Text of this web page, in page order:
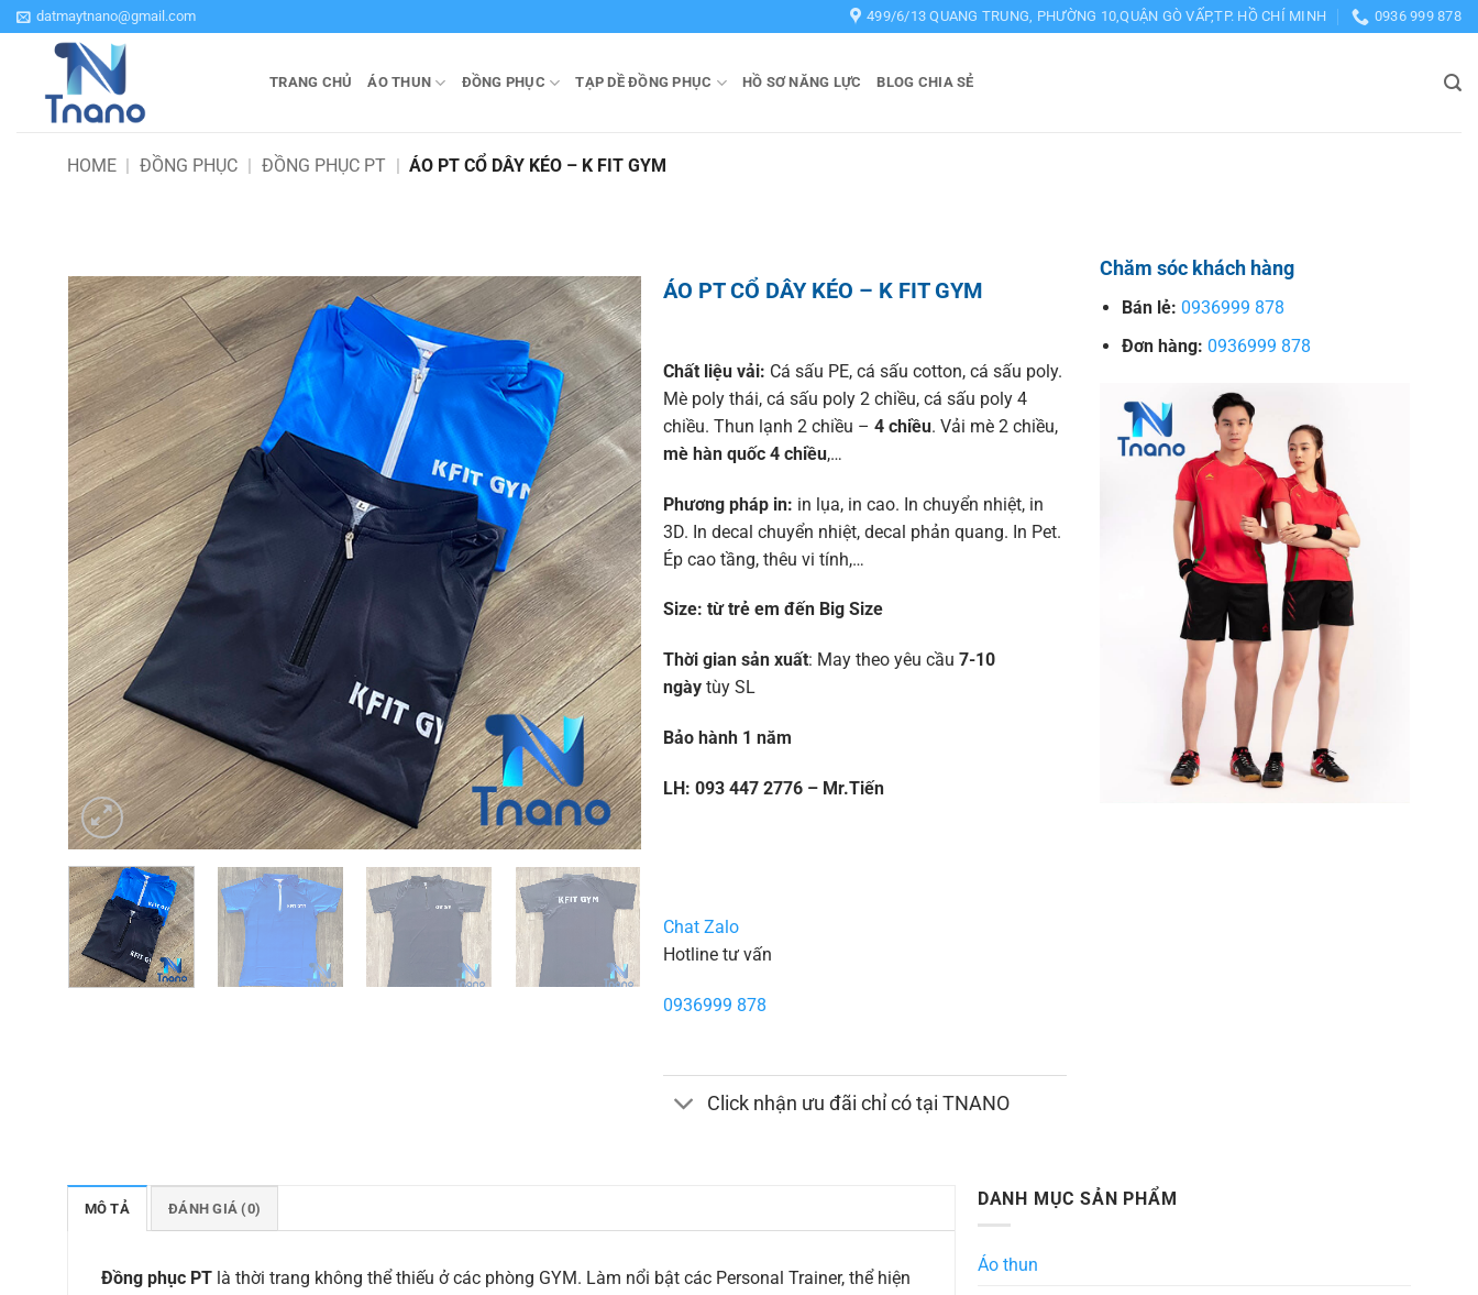
Bỏ
qua
datmaytnano@gmail.com 499/6/13 QUANG TRUNG, PHƯỜNG 10,QUẬN GÒ VẤP,TP. HỒ CHÍ MINH 0936 999 878
TRANG CHỦ ÁO THUN ĐỒNG PHỤC TẠP DỀ ĐỒNG PHỤC HỒ SƠ NĂNG LỰC BLOG CHIA SẺ
HOME | ĐỒNG PHỤC | ĐỒNG PHỤC PT | ÁO PT CỔ DÂY KÉO – K FIT GYM
ÁO PT CỔ DÂY KÉO – K FIT GYM
Chất liệu vải: Cá sấu PE, cá sấu cotton, cá sấu poly.
Mè poly thái, cá sấu poly 2 chiều, cá sấu poly 4
chiều. Thun lạnh 2 chiều – 4 chiều. Vải mè 2 chiều,
mè hàn quốc 4 chiều,…
Phương pháp in: in lụa, in cao. In chuyển nhiệt, in
3D. In decal chuyển nhiệt, decal phản quang. In Pet.
Ép cao tầng, thêu vi tính,…
Size: từ trẻ em đến Big Size
Thời gian sản xuất: May theo yêu cầu 7-10
ngàytùy SL
Bảo hành 1 năm
LH: 093 447 2776 – Mr.Tiến
Chat Zalo
Hotline tư vấn
0936999 878
Click nhận ưu đãi chỉ có tại TNANO
Chăm sóc khách hàng
Bán lẻ: 0936999 878
Đơn hàng: 0936999 878
MÔ TẢ ĐÁNH GIÁ (0)
Đồng phục PTlà thời trang không thể thiếu ở các phòng GYM. Làm nổi bật các Personal Trainer, thể hiện
DANH MỤC SẢN PHẨM
Áo thun